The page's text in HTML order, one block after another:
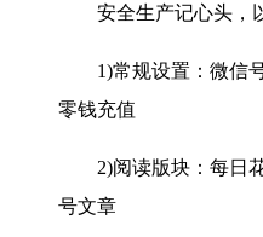
安全生产记心头，以
1)常规设置：微信号
零钱充值
2)阅读版块：每日花
号文章